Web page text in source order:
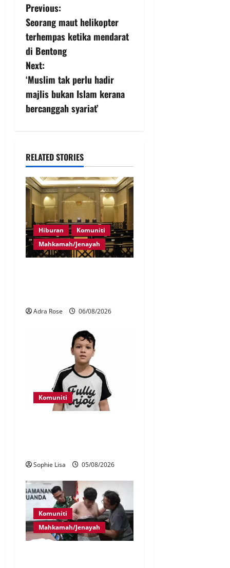
Previous:
Seorang maut helikopter
terhempas ketika mendarat
di Bentong
Next:
‘Muslim tak perlu hadir
majlis bukan Islam kerana
bercanggah syariat’
RELATED STORIES
Hiburan
Komuniti
Mahkamah/Jenayah
Adra Rose 06/08/2026
Komuniti
Sophie Lisa 05/08/2026
Komuniti
Mahkamah/Jenayah